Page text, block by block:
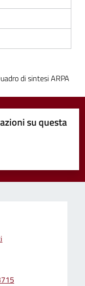
di sintesi ARPA
su questa